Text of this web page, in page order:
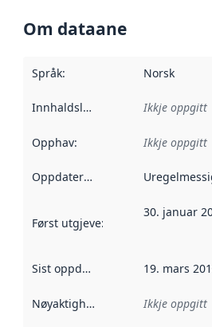
Om dataane
Språk: Norsk
Innhaldsleverandørar :
Ikkje oppgitt
Opphav: Ikkje oppgitt
Oppdateringsfrekvens :
Først utgjeve: Denne datoen
30. januar
Sist oppdatert 19. mars
Nøyaktigheit Ikkje oppgitt